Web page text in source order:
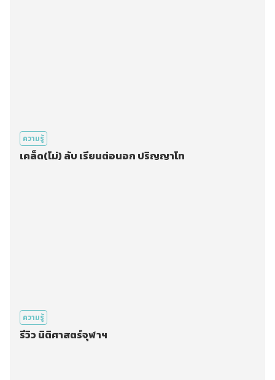
ความรู้
เคล็ด(ไม่) ลับ เรียนต่อนอก ปริญญาโท
ความรู้
รีวิว นิติศาสตร์จุฬาฯ